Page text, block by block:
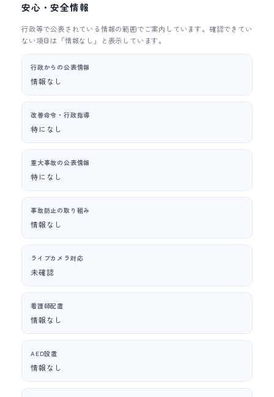
安心・安全情報
行政等で公表されている情報の範囲でご案内しています。確認できてい
ない項目は「情報なし」と表示しています。
行政からの公表情報
情報なし
改善命令・行政指導
特になし
重大事故の公表情報
特になし
事故防止の取り組み
情報なし
ライブカメラ対応
未確認
看護師配置
情報なし
AED設置
情報なし